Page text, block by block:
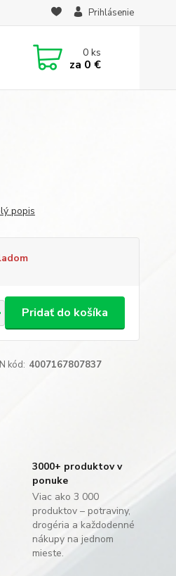
Prihlásenie
0ks
za 0 €
popis
Pridať do košíka
kód: 4007167807837
3000+ produktov v
ponuke
Viac ako 3 000
produktov – potraviny,
drogéria a každodenné
nákupy na jednom
mieste.